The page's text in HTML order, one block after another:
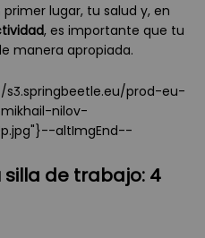
lugar, tu salud y, en
, es importante que tu
manera apropiada.
prod-eu-
nilov-
altImgEnd--
de trabajo: 4